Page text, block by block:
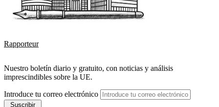
Rapporteur
Nuestro boletín diario y gratuito, con noticias y análisis
imprescindibles sobre la UE.
Introduce tu correo electrónico
Suscribir